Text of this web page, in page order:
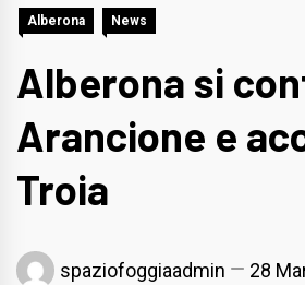
Alberona News
Alberona si
Arancione e
Troia
spaziofoggiaadmin 28